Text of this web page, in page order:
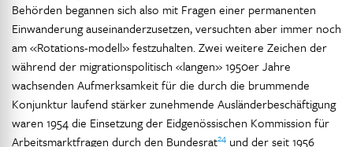
Behörden begannen sich also mit Fragen einer permanenten
Einwanderung auseinanderzusetzen, versuchten aber immer noch
am «Rotations-modell» festzuhalten. Zwei weitere Zeichen der
während der migrationspolitisch «langen» 1950er Jahre
wachsenden Aufmerksamkeit für die durch die brummende
Konjunktur laufend stärker zunehmende Ausländerbeschäftigung
waren 1954 die Einsetzung der Eidgenössischen Kommission für
Arbeitsmarktfragen durch den Bundesrat24 und der seit 1956